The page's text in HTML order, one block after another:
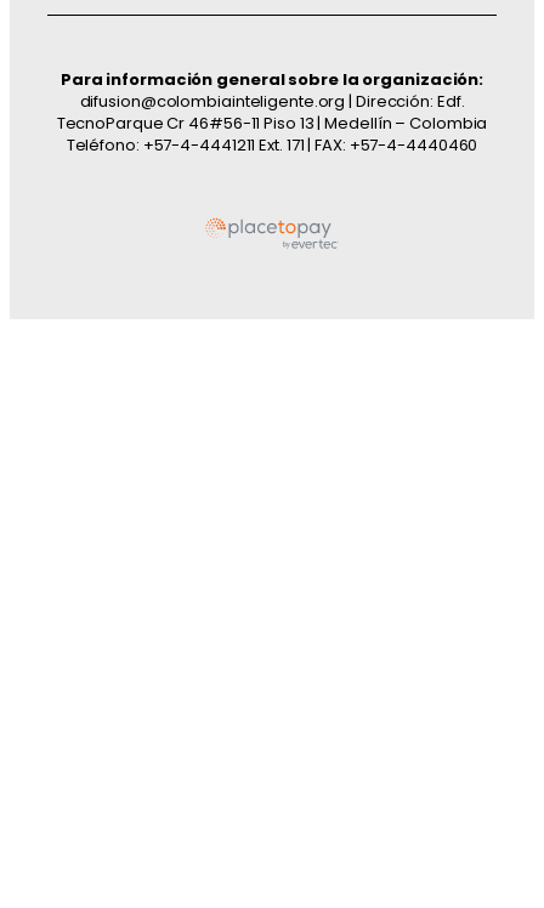
Para información general sobre la organización:
difusion@colombiainteligente.org | Dirección: Edf.
TecnoParque Cr 46#56-11 Piso 13 | Medellín – Colombia
Teléfono: +57-4-4441211 Ext. 171 | FAX: +57-4-4440460